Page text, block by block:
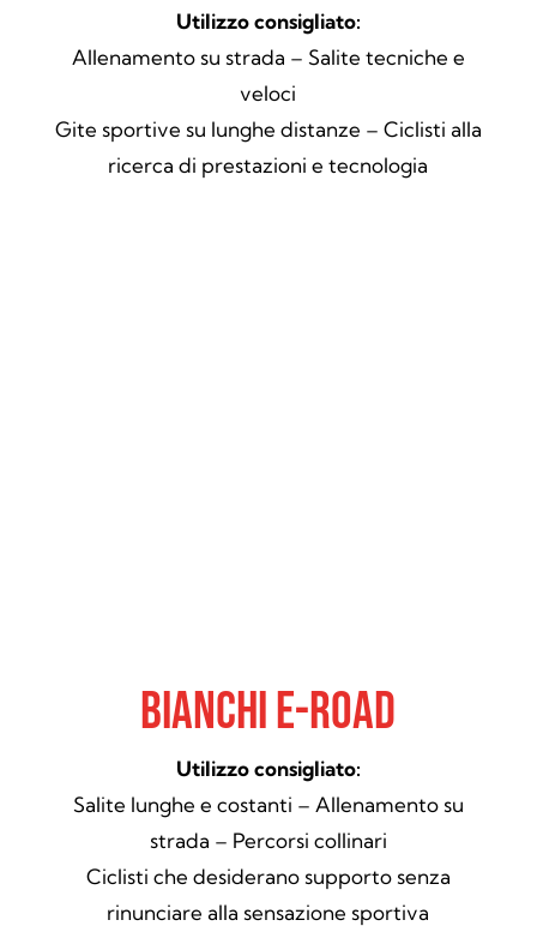
Utilizzo consigliato:
Allenamento su strada – Salite tecniche e
veloci
Gite sportive su lunghe distanze – Ciclisti alla
ricerca di prestazioni e tecnologia
Bianchi E-Road
Utilizzo consigliato:
Salite lunghe e costanti – Allenamento su
strada – Percorsi collinari
Ciclisti che desiderano supporto senza
rinunciare alla sensazione sportiva